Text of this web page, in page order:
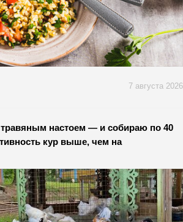
7 августа 2026
настоем — и собираю по 40
кур выше, чем на